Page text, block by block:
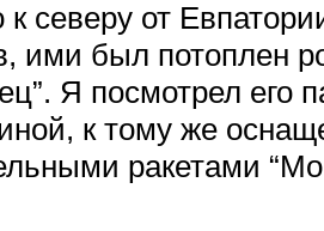
северу от
ими был потоплен
Я посмотрел его
к тому же
ракетами